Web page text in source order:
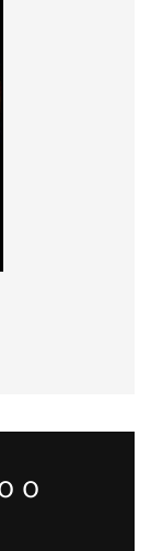
o